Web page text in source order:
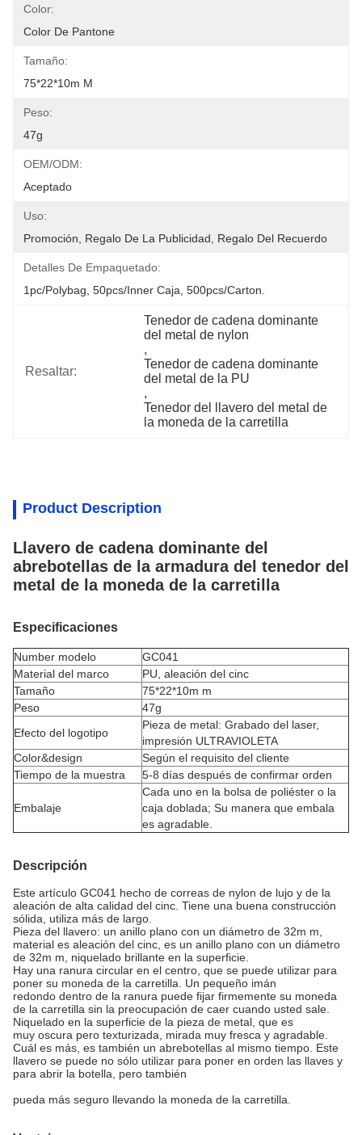
Color:
Color De Pantone
Tamaño:
75*22*10m M
Peso:
47g
OEM/ODM:
Aceptado
Uso:
Promoción, Regalo De La Publicidad, Regalo Del Recuerdo
Detalles De Empaquetado:
1pc/polybag, 50pcs/inner Caja, 500pcs/carton.
Resaltar:
Tenedor de cadena dominante
del metal de nylon
,
Tenedor de cadena dominante
del metal de la PU
,
Tenedor del llavero del metal de
la moneda de la carretilla
Product Description
Llavero de cadena dominante del
abrebotellas de la armadura del tenedor del
metal de la moneda de la carretilla
Especificaciones
Number modelo
GC041
Material del marco
PU, aleación del cinc
Tamaño
75*22*10m m
Peso
47g
Efecto del logotipo
Pieza de metal: Grabado del laser,
impresión ULTRAVIOLETA
Color&design
Según el requisito del cliente
Tiempo de la muestra
5-8 días después de confirmar orden
Embalaje
Cada uno en la bolsa de poliéster o la
caja doblada; Su manera que embala
es agradable.
Descripción
Este artículo GC041 hecho de correas de nylon de lujo y de la
aleación de alta calidad del cinc. Tiene una buena construcción
sólida, utiliza más de largo.
Pieza del llavero: un anillo plano con un diámetro de 32m m,
material es aleación del cinc, es un anillo plano con un diámetro
de 32m m, niquelado brillante en la superficie.
Hay una ranura circular en el centro, que se puede utilizar para
poner su moneda de la carretilla. Un pequeño imán
redondo dentro de la ranura puede fijar firmemente su moneda
de la carretilla sin la preocupación de caer cuando usted sale.
Niquelado en la superficie de la pieza de metal, que es
muy oscura pero texturizada, mirada muy fresca y agradable.
Cuál es más, es también un abrebotellas al mismo tiempo. Este
llavero se puede no sólo utilizar para poner en orden las llaves y
para abrir la botella, pero también
pueda más seguro llevando la moneda de la carretilla.